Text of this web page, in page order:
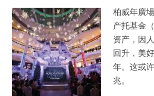
柏威年廣
产托基金
资产，因
回升，美
年。这或
兆。